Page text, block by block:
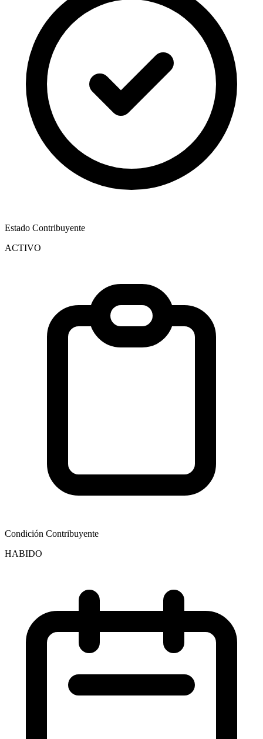
Estado Contribuyente
ACTIVO
Condición Contribuyente
HABIDO